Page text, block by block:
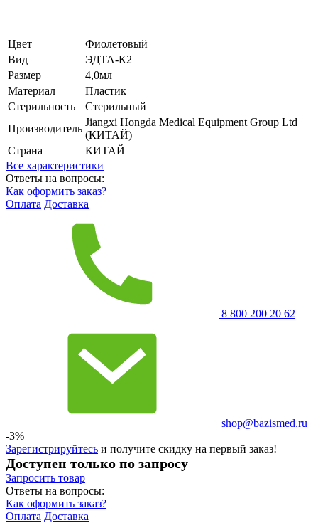
Цвет
Фиолетовый
Вид
ЭДТА-К2
Размер
4,0мл
Материал
Пластик
Стерильность
Стерильный
Производитель
Jiangxi Hongda Medical Equipment Group Ltd
(КИТАЙ)
Страна
КИТАЙ
Все характеристики
Ответы на вопросы:
Как оформить заказ?
Оплата Доставка
8 800 200 20 62
shop@bazismed.ru
-3%
Зарегистрируйтесь и получите скидку на первый заказ!
Доступен только по запросу
Запросить товар
Ответы на вопросы:
Как оформить заказ?
Оплата Доставка